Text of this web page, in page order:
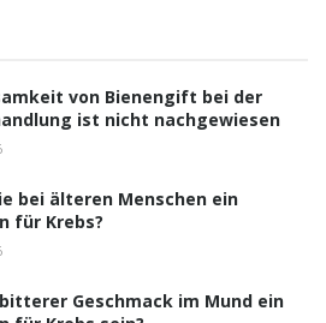
von Bienengift bei der
ist nicht nachgewiesen
bei älteren Menschen ein
für Krebs?
Geschmack im Mund ein